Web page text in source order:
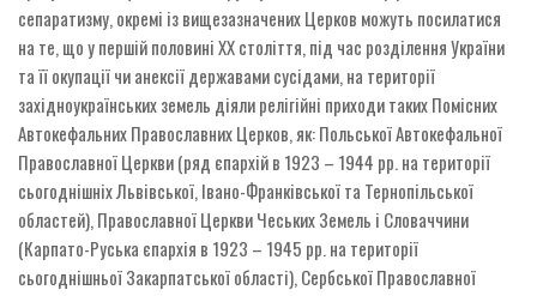
сепаратизму, окремі із вищезазначених Церков можуть посилатися
на те, що у першій половині ХХ століття, під час розділення України
та її окупації чи анексії державами сусідами, на території
західноукраїнських земель діяли релігійні приходи таких Помісних
Автокефальних Православних Церков, як: Польської Автокефальної
Православної Церкви (ряд єпархій в 1923 – 1944 рр. на території
сьогоднішніх Львівської, Івано-Франківської та Тернопільської
областей), Православної Церкви Чеських Земель і Словаччини
(Карпато-Руська єпархія в 1923 – 1945 рр. на території
сьогоднішньої Закарпатської області), Сербської Православної